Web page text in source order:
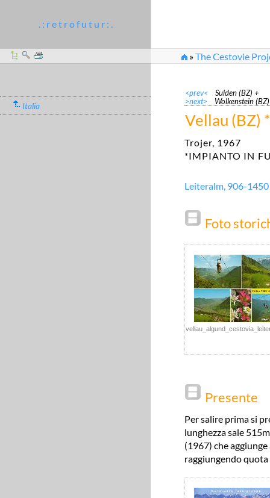
. : r e t r o f u t u r : .
»The Cestovie
Italia
<prev< Sulden (BZ) +
>next> Wolkenstein
Vellau (BZ)
Trojer, 1967
*IMPIANTO IN
Leiteralm, 906-
Foto
Presente
Per salire prima si
lunghezza sale
(1967) che
raggiungendo